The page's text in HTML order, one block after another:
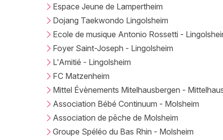
Espace Jeune de Lampertheim
Dojang Taekwondo Lingolsheim
Ecole de musique Antonio Rossetti -
Foyer Saint-Joseph - Lingolsheim
L'Amitié - Lingolsheim
FC Matzenheim
Mittel Évènements Mitelhausbergen -
Association Bébé Continuum - Molsheim
Association de pêche de Molsheim
Groupe Spéléo du Bas Rhin - Molsheim